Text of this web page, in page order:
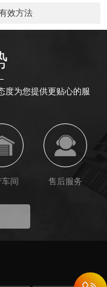
效方法
度为您提供更贴心的服
间 售后服务